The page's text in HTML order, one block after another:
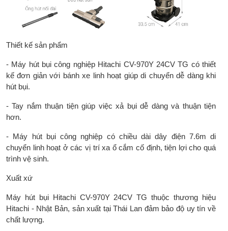
Thiết kế sản phẩm
- Máy hút bụi công nghiệp Hitachi CV-970Y 24CV TG có thiết
kế đơn giản với bánh xe linh hoạt giúp di chuyển dễ dàng khi
hút bụi.
- Tay nắm thuận tiện giúp việc xả bụi dễ dàng và thuận tiện
hơn.
- Máy hút bụi công nghiệp có chiều dài dây điện 7.6m di
chuyển linh hoạt ở các vị trí xa ổ cắm cố định, tiện lợi cho quá
trình vệ sinh.
Xuất xứ
Máy hút bụi Hitachi CV-970Y 24CV TG thuộc thương hiệu
Hitachi - Nhật Bản, sản xuất tại Thái Lan đảm bảo độ uy tín về
chất lượng.